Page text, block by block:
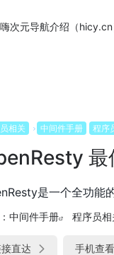
嗨次元导航介绍（hicy.cn
相关 中间件手册 程序
最
是一个全功能
中间件手册 程序员相
直达 手机查看